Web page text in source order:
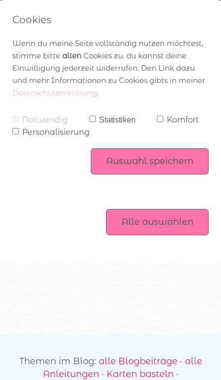
Angebot zum Katalogstart
Stampin’ Up! Produktsets
Workshops
Mitgliederbereich
über Stampin’ Up!
komm ins Team
Login
E-Mail
Themen im Blog: alle Blogbeiträge · alle
Anleitungen · Karten basteln ·
Cookies
Wenn du meine Seite vollständig nutzen möchtest,
stimme bitte allen Cookies zu. du kannst deine
Einwilligung jederzeit widerrufen. Den Link dazu
und mehr Informationen zu Cookies gibts in meiner
Datenschutzerklärung.
Notwendig Statistiken
Komfort
Personalisierung
Auswahl speichern
Alle auswählen